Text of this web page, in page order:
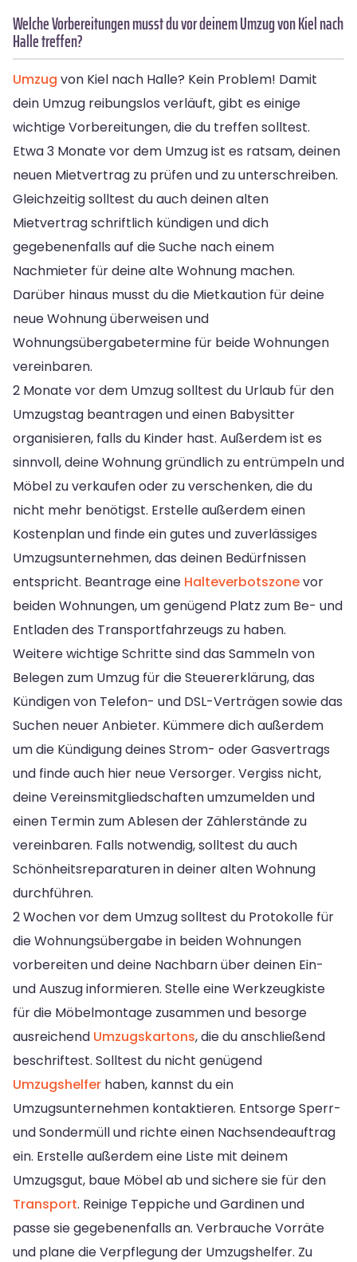
Welche Vorbereitungen musst du vor deinem Umzug von Kiel nach
Halle treffen?
Umzug von Kiel nach Halle? Kein Problem! Damit
dein Umzug reibungslos verläuft, gibt es einige
wichtige Vorbereitungen, die du treffen solltest.
Etwa 3 Monate vor dem Umzug ist es ratsam, deinen
neuen Mietvertrag zu prüfen und zu unterschreiben.
Gleichzeitig solltest du auch deinen alten
Mietvertrag schriftlich kündigen und dich
gegebenenfalls auf die Suche nach einem
Nachmieter für deine alte Wohnung machen.
Darüber hinaus musst du die Mietkaution für deine
neue Wohnung überweisen und
Wohnungsübergabetermine für beide Wohnungen
vereinbaren.
2 Monate vor dem Umzug solltest du Urlaub für den
Umzugstag beantragen und einen Babysitter
organisieren, falls du Kinder hast. Außerdem ist es
sinnvoll, deine Wohnung gründlich zu entrümpeln und
Möbel zu verkaufen oder zu verschenken, die du
nicht mehr benötigst. Erstelle außerdem einen
Kostenplan und finde ein gutes und zuverlässiges
Umzugsunternehmen, das deinen Bedürfnissen
entspricht. Beantrage eine Halteverbotszonevor
beiden Wohnungen, um genügend Platz zum Be- und
Entladen des Transportfahrzeugs zu haben.
Weitere wichtige Schritte sind das Sammeln von
Belegen zum Umzug für die Steuererklärung, das
Kündigen von Telefon- und DSL-Verträgen sowie das
Suchen neuer Anbieter. Kümmere dich außerdem
um die Kündigung deines Strom- oder Gasvertrags
und finde auch hier neue Versorger. Vergiss nicht,
deine Vereinsmitgliedschaften umzumelden und
einen Termin zum Ablesen der Zählerstände zu
vereinbaren. Falls notwendig, solltest du auch
Schönheitsreparaturen in deiner alten Wohnung
durchführen.
2 Wochen vor dem Umzug solltest du Protokolle für
die Wohnungsübergabe in beiden Wohnungen
vorbereiten und deine Nachbarn über deinen Ein-
und Auszug informieren. Stelle eine Werkzeugkiste
für die Möbelmontage zusammen und besorge
ausreichend Umzugskartons, die du anschließend
beschriftest. Solltest du nicht genügend
Umzugshelfer haben, kannst du ein
Umzugsunternehmen kontaktieren. Entsorge Sperr-
und Sondermüll und richte einen Nachsendeauftrag
ein. Erstelle außerdem eine Liste mit deinem
Umzugsgut, baue Möbel ab und sichere sie für den
Transport. Reinige Teppiche und Gardinen und
passe sie gegebenenfalls an. Verbrauche Vorräte
und plane die Verpflegung der Umzugshelfer. Zu